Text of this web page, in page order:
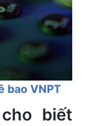
bao VNPT
biết